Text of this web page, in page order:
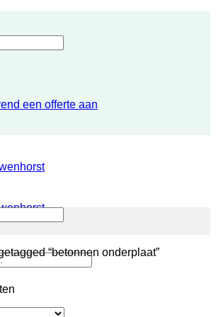
een offerte aan
“betonnen onderplaat”